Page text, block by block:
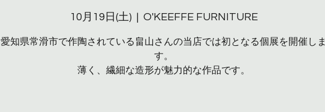
10月19日(土)
  |
O'KEEFFE FURNITURE
愛知県常滑市で作陶されている畠山さんの当店では初となる個展を開催しま
す。
薄く、繊細な造形が魅力的な作品です。